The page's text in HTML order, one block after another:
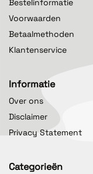
Bestelinformatie
Voorwaarden
Betaalmethoden
Klantenservice
Informatie
Over ons
Disclaimer
Privacy Statement
Categorieën